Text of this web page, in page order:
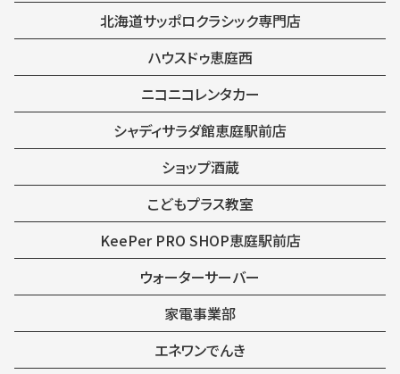
北海道サッポロクラシック専門店
ハウスドゥ恵庭西
ニコニコレンタカー
シャディサラダ館恵庭駅前店
ショップ酒蔵
こどもプラス教室
KeePer PRO SHOP恵庭駅前店
ウォーターサーバー
家電事業部
エネワンでんき